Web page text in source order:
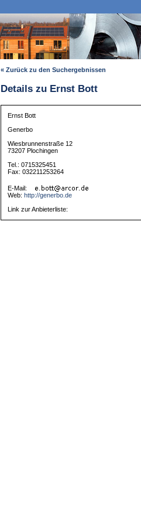
« Zurück zu den Suchergebnissen
Details zu Ernst Bott
Ernst Bott
Generbo
Wiesbrunnenstraße 12
73207 Plochingen
Tel.: 0715325451
Fax: 032211253264
E-Mail:
Web: http://generbo.de
Link zur Anbieterliste: